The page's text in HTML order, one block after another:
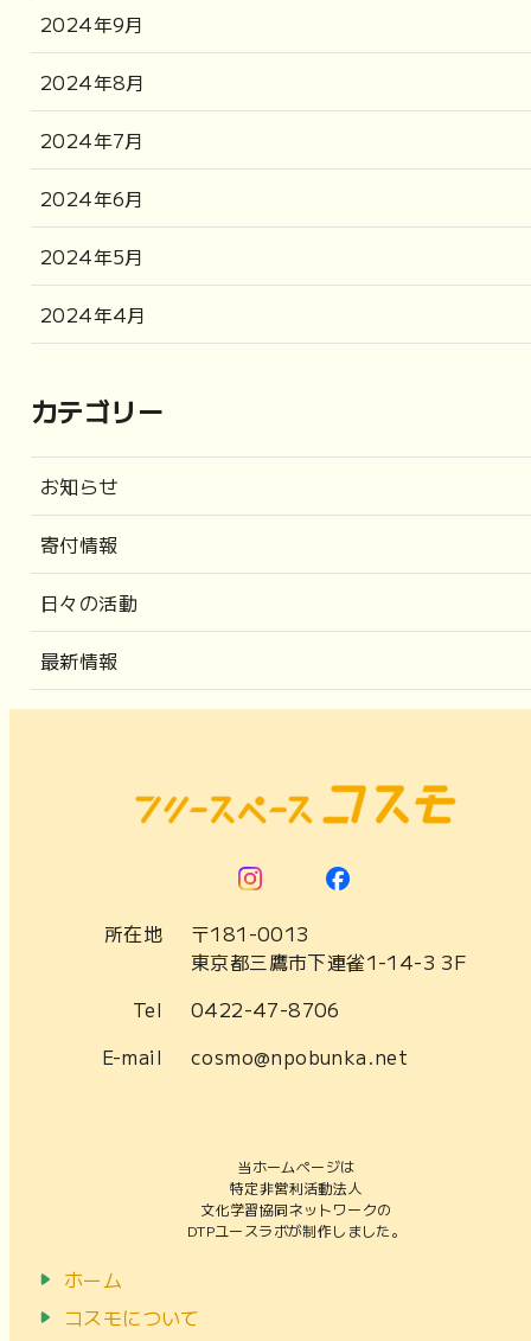
2024年9月
2024年8月
2024年7月
2024年6月
2024年5月
2024年4月
カテゴリー
お知らせ
寄付情報
日々の活動
最新情報
所在地
〒181-0013
東京都三鷹市下連雀1-14-3 3F
Tel
0422-47-8706
E-mail
cosmo@npobunka.net
当ホームページは
特定非営利活動法人
文化学習協同ネットワークの
DTPユースラボが制作しました。
ホーム
コスモについて